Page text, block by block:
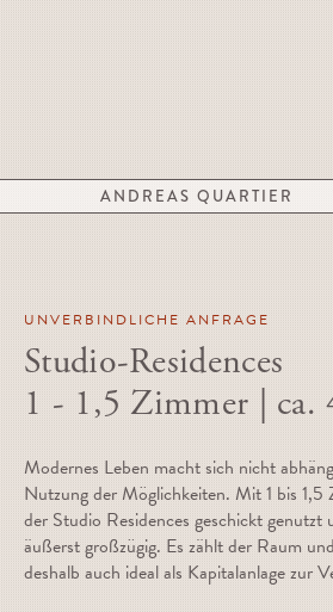
ANDREAS QUARTIER
UNVERBINDLICHE ANFRAGE
Studio-Residences
1 - 1,5 Zimmer | ca.
Modernes Leben macht sich nicht
Nutzung der Möglichkeiten. Mit 1 bis
der Studio Residences geschickt
äußerst großzügig. Es zählt der Raum
deshalb auch ideal als Kapitalanlage zur